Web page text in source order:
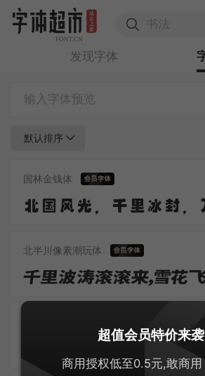
发现字体
默认排序
国林金钱体
北半川像素潮玩体
超值会员特价来袭
商用授权低至0.5元,敢商用